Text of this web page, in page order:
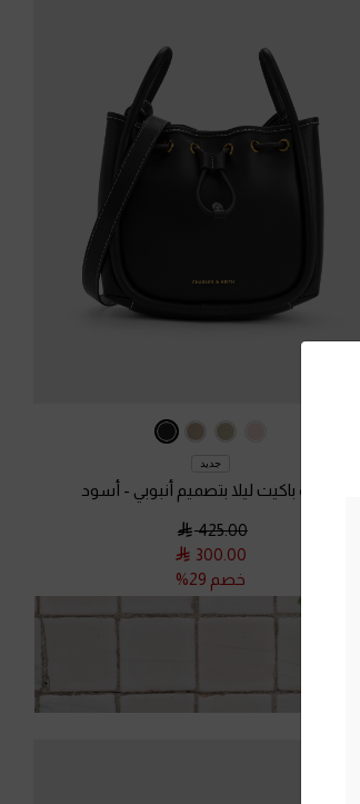
جديد
حقيبة باكيت ليلا بتصميم أنبوبي - أسود
425.00
300.00
خصم 29%